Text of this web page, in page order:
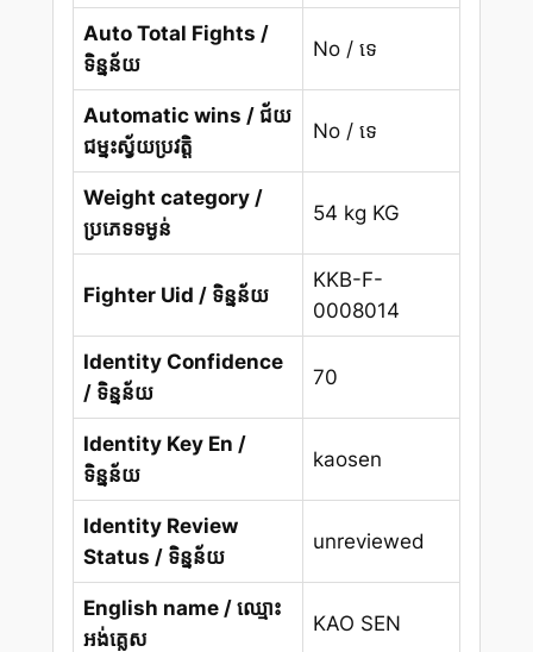
Auto Total Fights /
ទិន្នន័យ
No / ទេ
Automatic wins / ជ័យ
ជម្នះស្វ័យប្រវត្តិ
No / ទេ
Weight category /
ប្រភេទទម្ងន់
54 kg KG
Fighter Uid / ទិន្នន័យ
KKB-F-
0008014
Identity Confidence
/ ទិន្នន័យ
70
Identity Key En /
ទិន្នន័យ
kaosen
Identity Review
Status / ទិន្នន័យ
unreviewed
English name / ឈ្មោះ
អង់គ្លេស
KAO SEN